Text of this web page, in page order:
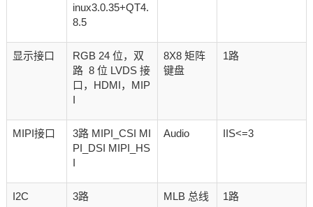
inux3.0.35+QT4.
8.5
显示接口
RGB 24 位，双
路 8 位 LVDS 接
口，HDMI，MIP
8X8 矩阵
键盘
1路
MIPI接口
3路 MIPI_CSI MI
PI_DSI MIPI_HS
Audio IIS<=3
I2C 3路 MLB 总线 1路